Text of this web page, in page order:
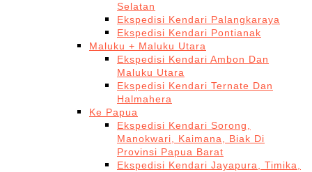
Selatan
Ekspedisi Kendari Palangkaraya
Ekspedisi Kendari Pontianak
Maluku + Maluku Utara
Ekspedisi Kendari Ambon Dan
Maluku Utara
Ekspedisi Kendari Ternate Dan
Halmahera
Ke Papua
Ekspedisi Kendari Sorong,
Manokwari, Kaimana, Biak Di
Provinsi Papua Barat
Ekspedisi Kendari Jayapura, Timika,